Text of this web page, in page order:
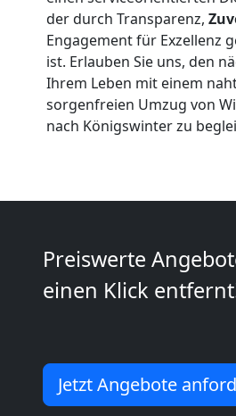
der durch Transparenz,
Engagement für Exzellenz
ist. Erlauben Sie uns, den
Ihrem Leben mit einem
sorgenfreien Umzug von
nach Königswinter zu
Preiswerte
einen Klick
Jetzt Angebote
Wiener
Neustadt
Neustadt
Umzug